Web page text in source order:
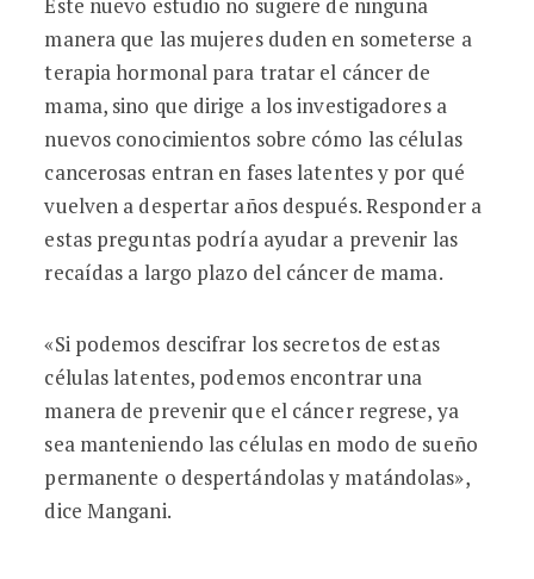
manera que las mujeres duden en someterse a
terapia hormonal para tratar el cáncer de
mama, sino que dirige a los investigadores a
nuevos conocimientos sobre cómo las células
cancerosas entran en fases latentes y por qué
vuelven a despertar años después. Responder a
estas preguntas podría ayudar a prevenir las
recaídas a largo plazo del cáncer de mama.
«Si podemos descifrar los secretos de estas
células latentes, podemos encontrar una
manera de prevenir que el cáncer regrese, ya
sea manteniendo las células en modo de sueño
permanente o despertándolas y matándolas»,
dice Mangani.